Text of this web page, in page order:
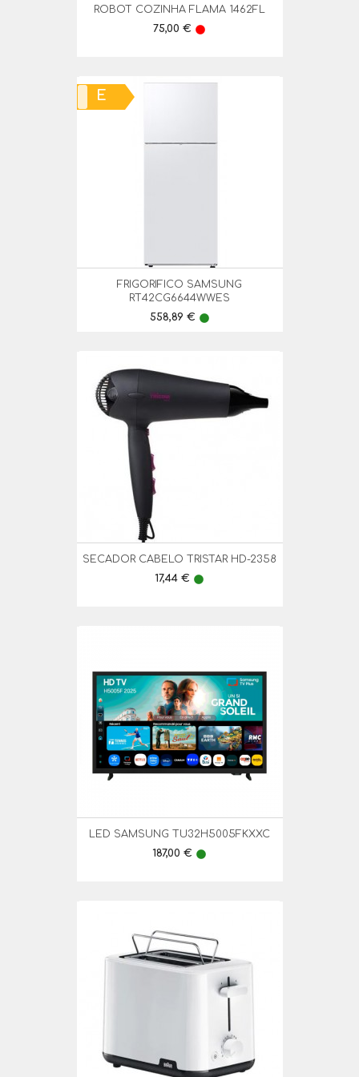
ROBOT COZINHA FLAMA 1462FL
Preço
75,00 € lens
FRIGORIFICO SAMSUNG
RT42CG6644WWES
Preço
558,89 € lens
E
SECADOR CABELO TRISTAR HD-2358
Preço
17,44 € lens
LED SAMSUNG TU32H5005FKXXC
Preço
187,00 € lens